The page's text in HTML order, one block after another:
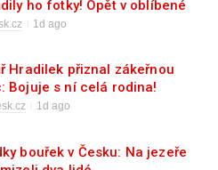
ho fotky! Opět v oblíbené
a na motorce
1d ago
Hradilek přiznal zákeřnou
Bojuje s ní celá rodina!
1d ago
bouřek v Česku: Na jezeře